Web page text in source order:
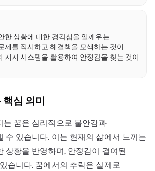
한 상황에 대한 경각심을 일깨우는
제를 직시하고 해결책을 모색하는 것이
지지 시스템을 활용하여 안정감을 찾는 것이
핵심 의미
는 꿈은 심리적으로 불안감과
수 있습니다. 이는 현재의 삶에서 느끼는
상황을 반영하며, 안정감이 결여된
습니다. 꿈에서의 추락은 실제로